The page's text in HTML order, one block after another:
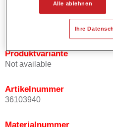
Ist sehr ergiebig.
Wird für die Reparatur von
Produktvariante
Not available
Artikelnummer
36103940
Materialnummer
Alle ablehnen
Ihre